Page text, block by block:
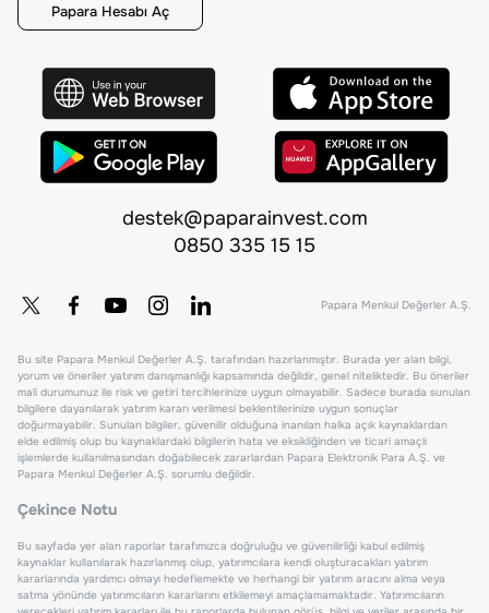
Papara Hesabı Aç
destek@paparainvest.com
0850 335 15 15
Papara Menkul Değerler A.Ş.
Bu site Papara Menkul Değerler A.Ş. tarafından hazırlanmıştır. Burada yer alan bilgi,
yorum ve öneriler yatırım danışmanlığı kapsamında değildir, genel niteliktedir. Bu öneriler
mali durumunuz ile risk ve getiri tercihlerinize uygun olmayabilir. Sadece burada sunulan
bilgilere dayanılarak yatırım kararı verilmesi beklentilerinize uygun sonuçlar
doğurmayabilir. Sunulan bilgiler, güvenilir olduğuna inanılan halka açık kaynaklardan
elde edilmiş olup bu kaynaklardaki bilgilerin hata ve eksikliğinden ve ticari amaçlı
işlemlerde kullanılmasından doğabilecek zararlardan Papara Elektronik Para A.Ş. ve
Papara Menkul Değerler A.Ş. sorumlu değildir.
Çekince Notu
Bu sayfada yer alan raporlar tarafımızca doğruluğu ve güvenilirliği kabul edilmiş
kaynaklar kullanılarak hazırlanmış olup, yatırımcılara kendi oluşturacakları yatırım
kararlarında yardımcı olmayı hedeflemekte ve herhangi bir yatırım aracını alma veya
satma yönünde yatırımcıların kararlarını etkilemeyi amaçlamamaktadır. Yatırımcıların